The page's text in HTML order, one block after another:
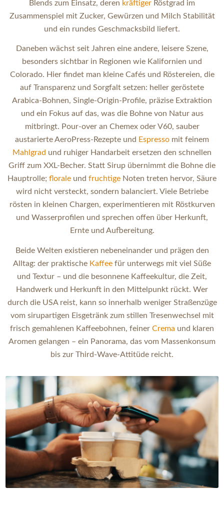
Blends zum Einsatz, deren kräftiger Röstgrad im
Zusammenspiel mit Zucker, Gewürzen und Milch Stabilität
und ein rundes Geschmacksbild liefert.
Daneben wächst seit Jahren eine andere, leisere Szene,
besonders sichtbar in Regionen wie Kalifornien und
Colorado. Hier findet man kleine Cafés und Röstereien, die
auf Transparenz und Sorgfalt setzen: heller geröstete
Arabica-Bohnen, Single-Origin-Profile, präzise Extraktion
und ein Fokus auf das, was die Bohne von Natur aus
mitbringt. Pour-over an Chemex oder V60, sauber
austarierte AeroPress-Rezepte und Espresso mit feinem
Mahlgrad und ruhiger Handarbeit ersetzen den schnellen
Griff zum XXL-Becher. Statt Sirup übernimmt die Bohne die
Hauptrolle; florale und fruchtige Noten treten hervor, Säure
wird nicht versteckt, sondern balanciert. Viele Betriebe
rösten in kleinen Chargen, experimentieren mit Röstkurven
und Wasserprofilen und sprechen offen über Herkunft,
Ernte und Aufbereitung.
Beide Welten existieren nebeneinander und prägen den
Alltag: der praktische Kaffee für unterwegs mit viel Süße
und Textur – und die besonnene Kaffeekultur, die Zeit,
Handwerk und Herkunft in den Mittelpunkt rückt. Wer
durch die USA reist, kann so innerhalb weniger Straßenzüge
vom sirupartigen Eisgetränk zum stillen Tresenwechsel mit
frisch gemahlenen Kaffeebohnen, feiner Crema und klaren
Aromen gelangen – ein Panorama, das vom Massenkonsum
bis zur Third-Wave-Attitüde reicht.